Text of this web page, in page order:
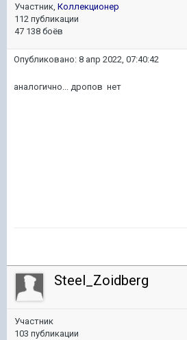
Участник, Коллекционер
112 публикации
47 138 боёв
Опубликовано: 8 апр 2022, 07:40:42
аналогично... дропов нет
Steel_Zoidberg
Участник
103 публикации